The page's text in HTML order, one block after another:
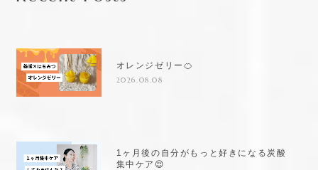
オレンジゼリー🍊
2026.08.08
1ヶ月後の自分がもっと好きになる炭酸
集中ケア😌